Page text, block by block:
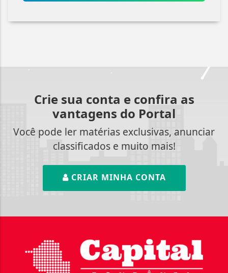
Crie sua conta e confira as
vantagens do Portal
Você pode ler matérias exclusivas, anunciar
classificados e muito mais!
CRIAR MINHA CONTA